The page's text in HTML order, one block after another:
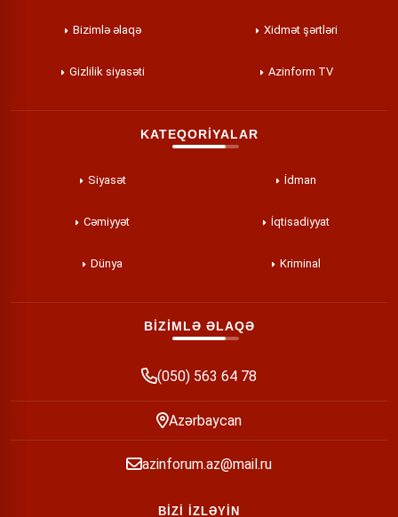
Bizimlə əlaqə Xidmət şərtləri
Gizlilik siyasəti Azinform TV
KATEQORİYALAR
Siyasət İdman
Cəmiyyət İqtisadiyyat
Dünya Kriminal
BİZİMLƏ ƏLAQƏ
(050) 563 64 78
Azərbaycan
azinforum.az@mail.ru
BİZİ İZLƏYİN